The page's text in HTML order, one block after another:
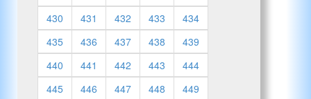
430
431 432 433
434
435
436 437 438
439
440
441 442 443
444
445
446 447 448
449